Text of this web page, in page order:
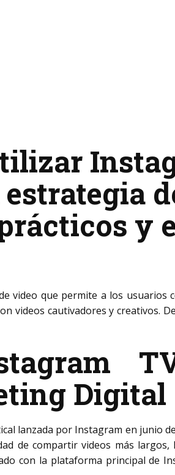
y
video que permite a los usuarios
videos cautivadores y creativos.
Digital
lanzada por Instagram en junio
de compartir videos más
con la plataforma principal de